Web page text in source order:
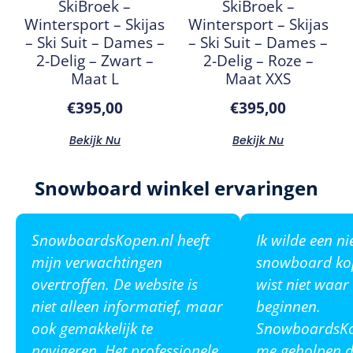
SkiBroek –
Wintersport – Skijas
– Ski Suit – Dames –
2-Delig – Zwart –
Maat L
€395,00
Bekijk Nu
SkiBroek –
Wintersport – Skijas
– Ski Suit – Dames –
2-Delig – Roze –
Maat XXS
€395,00
Bekijk Nu
Snowboard winkel ervaringen
SnowboardsKopen.nl heeft
mijn verwachtingen
overtroffen. De website is
niet alleen informatief, maar
ook gemakkelijk te
Ik wilde een
snowboard
wist niet waar
beginnen.